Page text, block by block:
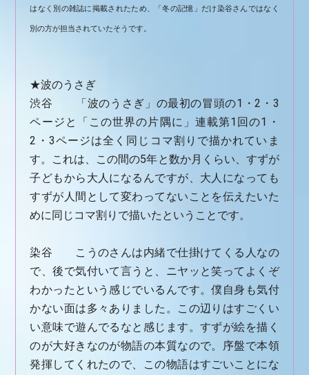
はなく別の雑誌に掲載されたため、「冬の記憶」だけ染谷さんではなく
別の方が担当されていたそうです。
★波のうさぎ
渋谷 「波のうさぎ」の最初の冒頭の1・2・3
ページと「この世界の片隅に」連載第1回の1・
2・3ページは全く同じコマ割りで描かれていま
す。これは、この間の5年と数か月くらい、すずが
子どもから大人になるんですが、大人になっても
すずが人間として変わってないことを伝えたいた
めに同じコマ割りで描いたということです。
染谷 こうのさんは内緒で仕掛けてくる人なの
で、後で気付いて言うと、ニヤッと笑ってよくぞ
わかったという感じでいるんです。僕自身も気付
かない面は多々ありました。この辺りはすごくい
い意味で遊んでるなと感じます。すずが絵を描く
のが大好きなのが物語の本質なので。序盤で本領
発揮してくれたので、この物語はすごいことにな